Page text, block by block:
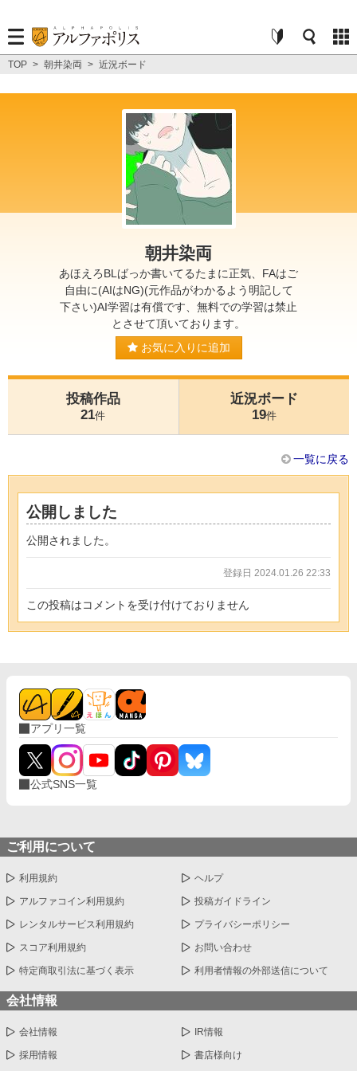
TOP > 朝井染両 > 近況ボード
朝井染両
あほえろBLばっか書いてるたまに正気、FAはご
自由に(AIはNG)(元作品がわかるよう明記して
下さい)AI学習は有償です、無料での学習は禁止
とさせて頂いております。
お気に入りに追加
投稿作品
21件
近況ボード
19件
一覧に戻る
公開しました
公開されました。
登録日 2024.01.26 22:33
この投稿はコメントを受け付けておりません
アプリ一覧
公式SNS一覧
ご利用について
利用規約 ヘルプ
アルファコイン利用規約 投稿ガイドライン
レンタルサービス利用規約 プライバシーポリシー
スコア利用規約 お問い合わせ
特定商取引法に基づく表示 利用者情報の外部送信について
会社情報
会社情報 IR情報
採用情報 書店様向け